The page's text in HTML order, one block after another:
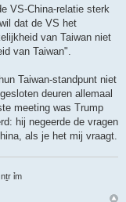
VS-China-relatie sterk
dat de VS het
van Taiwan niet
van Taiwan".
Taiwan-standpunt niet
deuren allemaal
meeting was Trump
hij negeerde de vragen
als je het mij vraagt.
ỉm